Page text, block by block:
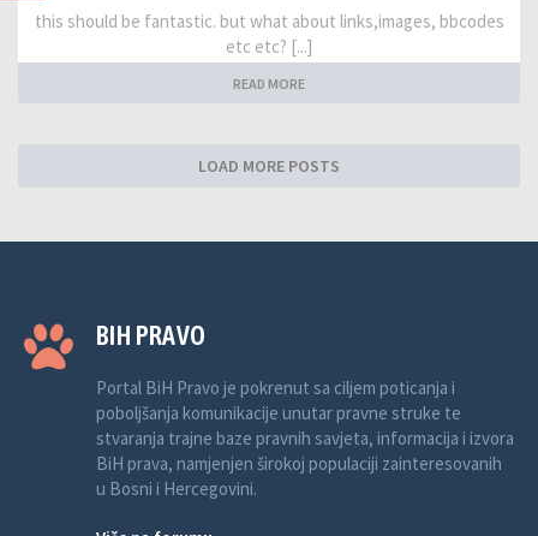
this should be fantastic. but what about links,images, bbcodes
etc etc? [...]
READ MORE
LOAD MORE POSTS
BIH PRAVO
Portal BiH Pravo je pokrenut sa ciljem poticanja i
poboljšanja komunikacije unutar pravne struke te
stvaranja trajne baze pravnih savjeta, informacija i izvora
BiH prava, namjenjen širokoj populaciji zainteresovanih
u Bosni i Hercegovini.